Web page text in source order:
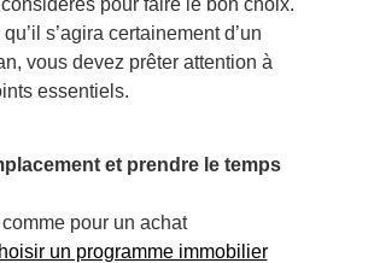
pour faire le bon choix.
s’agira certainement d’un
vous devez prêter attention à
essentiels.
et prendre le temps
pour un achat
un programme immobilier